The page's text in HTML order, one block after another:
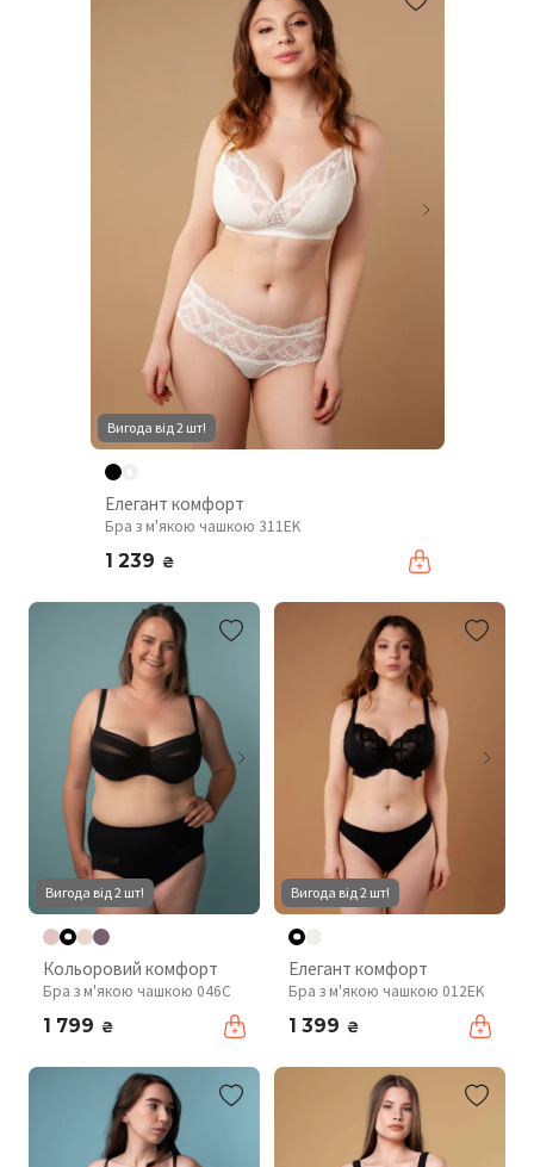
Вигода від 2 шт!
Елегант комфорт
Бра з м'якою чашкою 311EK
1 239 ₴
Вигода від 2 шт!
Кольоровий комфорт
Бра з м'якою чашкою 046C
1 799 ₴
Вигода від 2 шт!
Елегант комфорт
Бра з м'якою чашкою 012EK
1 399 ₴